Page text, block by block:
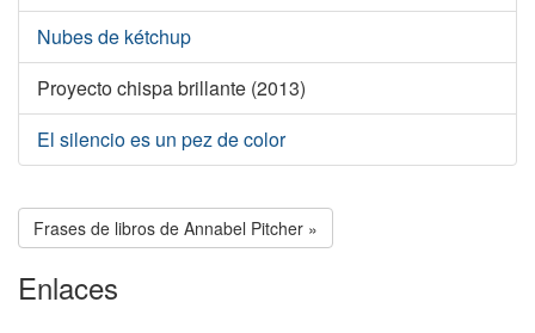
Nubes de kétchup
Proyecto chispa brillante (2013)
El silencio es un pez de color
Frases de libros de Annabel Pitcher »
Enlaces